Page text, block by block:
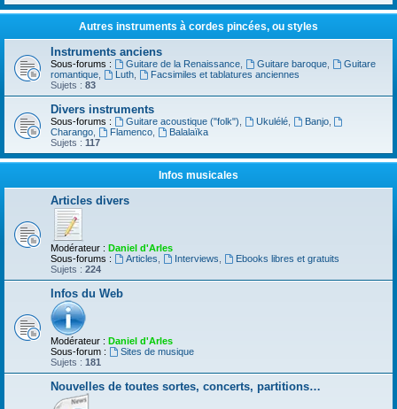
Autres instruments à cordes pincées, ou styles
Instruments anciens
Sous-forums : Guitare de la Renaissance, Guitare baroque,
Guitare
romantique
Luth,
Facsimiles et tablatures anciennes
Sujets : 83
Divers instruments
Sous-forums : Guitare acoustique ("folk") Ukulélé, Banjo,
Charango
Flamenco,
Balalaïka
Sujets : 117
Infos musicales
Articles divers
Modérateur : Daniel d'Arles
Sous-forums :
Articles Interviews
Ebooks libres et gratuits
Sujets : 224
Infos du Web
Modérateur : Daniel d'Arles
Sous-forum :
Sites de musique
Sujets : 181
Nouvelles de toutes sortes, concerts, partitions…